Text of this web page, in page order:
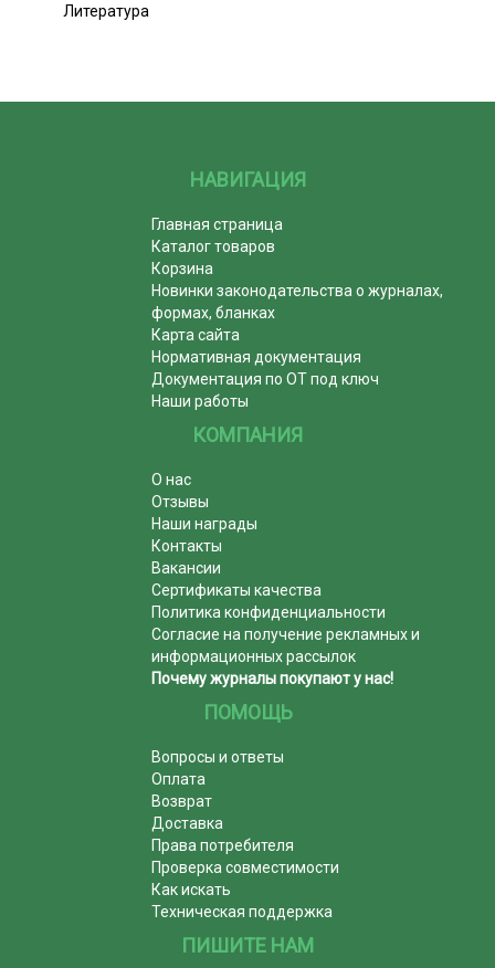
Литература
НАВИГАЦИЯ
Главная страница
Каталог товаров
Корзина
Новинки законодательства о журналах,
формах, бланках
Карта сайта
Нормативная документация
Документация по ОТ под ключ
Наши работы
КОМПАНИЯ
О нас
Отзывы
Наши награды
Контакты
Вакансии
Сертификаты качества
Политика конфиденциальности
Согласие на получение рекламных и
информационных рассылок
Почему журналы покупают у нас!
ПОМОЩЬ
Вопросы и ответы
Оплата
Возврат
Доставка
Права потребителя
Проверка совместимости
Как искать
Техническая поддержка
ПИШИТЕ НАМ